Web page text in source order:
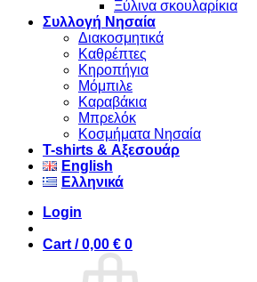
Ξύλινα σκουλαρίκια
Συλλογή Νησαία
Διακοσμητικά
Καθρέπτες
Κηροπήγια
Μόμπιλε
Καραβάκια
Μπρελόκ
Κοσμήματα Νησαία
Τ-shirts & Αξεσουάρ
English
Ελληνικά
Login
Cart /0,00 € 0